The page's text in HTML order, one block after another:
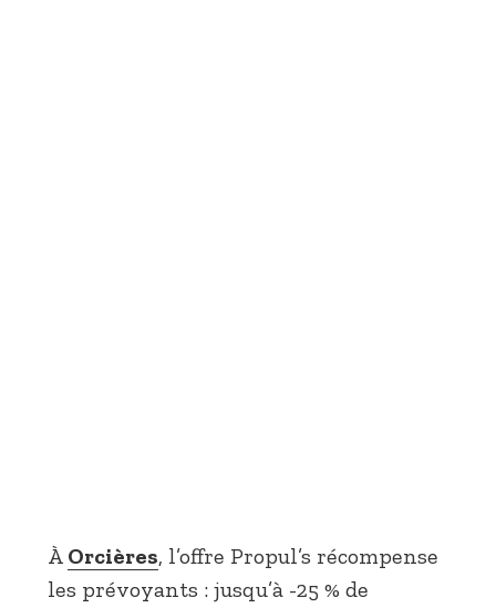
À Orcières, l’offre Propul’s récompense
les prévoyants : jusqu’à -25 % de